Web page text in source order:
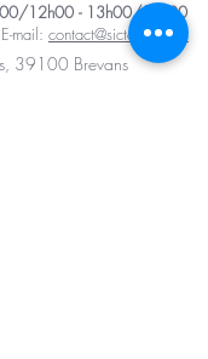
12h00 - 13h00/17h00
mail: contact@sictomdole.fr
39100 Brevans